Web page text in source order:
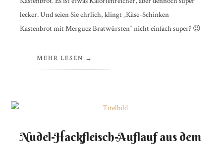
lecker. Und seien Sie ehrlich, klingt „Käse-Schinken
Kastenbrot mit Merguez Bratwürsten“ nicht einfach super? 😉
MEHR LESEN
Nudel-Hackfleisch-Auflauf aus dem